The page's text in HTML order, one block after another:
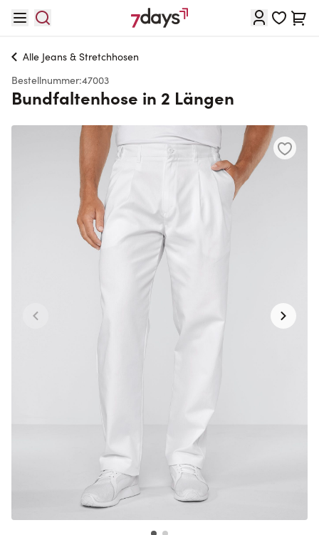
Alle Jeans & Stretchhosen
Bestellnummer:47003
Bundfaltenhose in 2 Längen